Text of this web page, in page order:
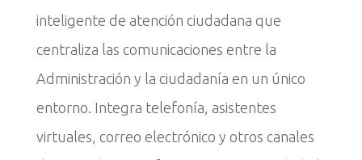
inteligente de atención ciudadana que
centraliza las comunicaciones entre la
Administración y la ciudadanía en un único
entorno. Integra telefonía, asistentes
virtuales, correo electrónico y otros canales